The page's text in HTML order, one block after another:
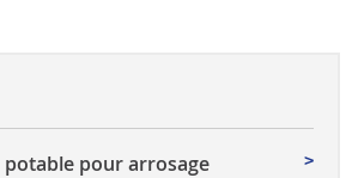
potable pour arrosage